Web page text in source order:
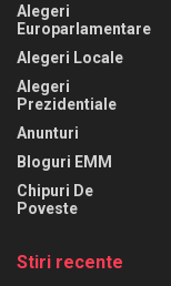
Alegeri
Europarlamentare
Alegeri Locale
Alegeri
Prezidentiale
Anunturi
Bloguri EMM
Chipuri De
Poveste
Stiri recente